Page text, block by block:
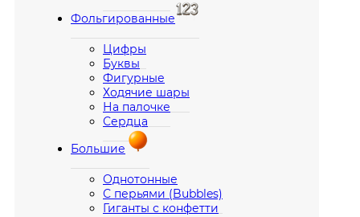
Фольгированные
Цифры
Буквы
Фигурные
Ходячие шары
На палочке
Сердца
Большие
Однотонные
С перьями (Bubbles)
Гиганты с конфетти